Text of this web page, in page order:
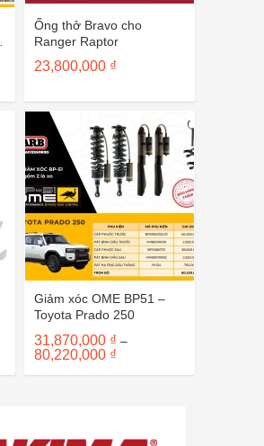
Ống thở Bravo cho
Ranger Raptor
23,800,000 ₫
Giảm xóc OME BP51 –
Toyota Prado 250
31,870,000 ₫ –
80,220,000 ₫
từ